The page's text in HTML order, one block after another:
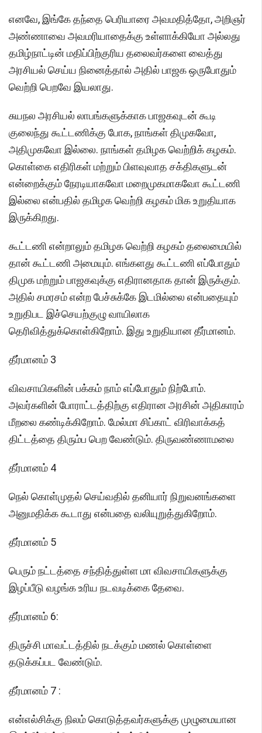
எனவே, இங்கே தந்தை பெரியாரை அவமதித்தோ, அறிஞர்
அண்ணாவை அவமரியாதைக்கு உள்ளாக்கியோ அல்லது
தமிழ்நாட்டின் மதிப்பிற்குரிய தலைவர்களை வைத்து
அரசியல் செய்ய நினைத்தால் அதில் பாஜக ஒருபோதும்
வெற்றி பெறவே இயலாது.
சுயநல அரசியல் லாபங்களுக்காக பாஜகவுடன் கூடி
குலைந்து கூட்டணிக்கு போக, நாங்கள் திமுகவோ,
அதிமுகவோ இல்லை. நாங்கள் தமிழக வெற்றிக் கழகம்.
கொள்கை எதிரிகள் மற்றும் பிளவுவாத சக்திகளுடன்
என்றைக்கும் நேரடியாகவோ மறைமுகமாகவோ கூட்டணி
இல்லை என்பதில் தமிழக வெற்றி கழகம் மிக உறுதியாக
இருக்கிறது.
கூட்டணி என்றாலும் தமிழக வெற்றி கழகம் தலைமையில்
தான் கூட்டணி அமையும். எங்களது கூட்டணி எப்போதும்
திமுக மற்றும் பாஜகவுக்கு எதிரானதாக தான் இருக்கும்.
அதில் சமரசம் என்ற பேச்சுக்கே இடமில்லை என்பதையும்
உறுதிபட இச்செயற்குழு வாயிலாக
தெரிவித்துக்கொள்கிறோம். இது உறுதியான தீர்மானம்.
தீர்மானம் 3
விவசாயிகளின் பக்கம் நாம் எப்போதும் நிற்போம்.
அவர்களின் போராட்டத்திற்கு எதிரான அரசின் அதிகாரம்
மீறலை கண்டிக்கிறோம். மேல்மா சிப்காட் விரிவாக்கத்
திட்டத்தை திரும்ப பெற வேண்டும். திருவண்ணாமலை
தீர்மானம் 4
நெல் கொள்முதல் செய்வதில் தனியார் நிறுவனங்களை
அனுமதிக்க கூடாது என்பதை வலியுறுத்துகிறோம்.
தீர்மானம் 5
பெரும் நட்டத்தை சந்தித்துள்ள மா விவசாயிகளுக்கு
இழப்பீடு வழங்க உரிய நடவடிக்கை தேவை.
தீர்மானம் 6:
திருச்சி மாவட்டத்தில் நடக்கும் மணல் கொள்ளை
தடுக்கப்பட வேண்டும்.
தீர்மானம் 7 :
என்எல்சிக்கு நிலம் கொடுத்தவர்களுக்கு முழுமையான